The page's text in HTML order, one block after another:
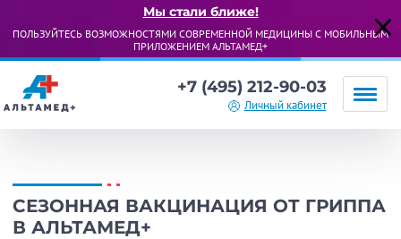
Мы стали ближе!
ПОЛЬЗУЙТЕСЬ ВОЗМОЖНОСТЯМИ СОВРЕМЕННОЙ МЕДИЦИНЫ С МОБИЛЬНЫМ
ПРИЛОЖЕНИЕМ АЛЬТАМЕД+
+7 (495) 212-90-03
Личный кабинет
СЕЗОННАЯ ВАКЦИНАЦИЯ ОТ ГРИППА
В АЛЬТАМЕД+